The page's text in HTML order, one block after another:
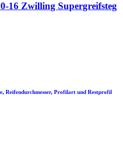
16 Zwilling Supergreifsteg
Reifendurchmesser, Profilart und Restprofil